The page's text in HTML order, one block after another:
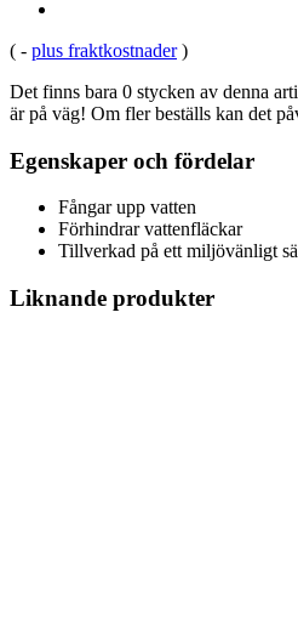
( - plus fraktkostnader )
Det finns bara 0 stycken av denna
är på väg! Om fler beställs kan det
Egenskaper och fördelar
Fångar upp vatten
Förhindrar vattenfläckar
Tillverkad på ett miljövänligt
Liknande produkter